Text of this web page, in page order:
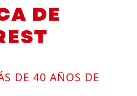
DE
DE 40 AÑOS DE